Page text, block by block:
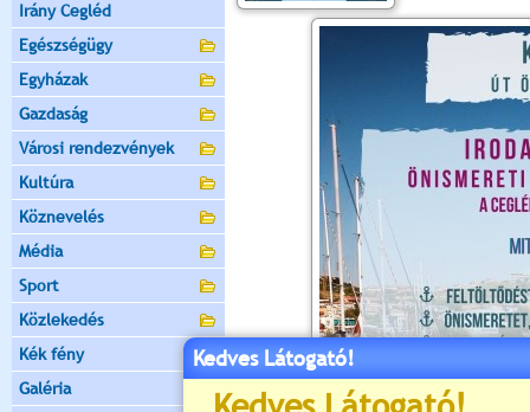
Irány Cegléd
Egészségügy
Egyházak
Gazdaság
Városi rendezvények
Kultúra
Köznevelés
Média
Sport
Közlekedés
Kék fény
Galéria
Kedves Látogató!